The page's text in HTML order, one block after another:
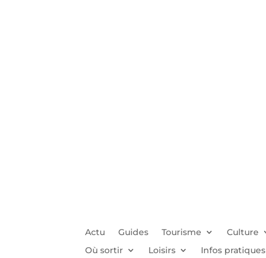
Actu Guides Tourisme
Culture
Où sortir
Loisirs Infos pratiques